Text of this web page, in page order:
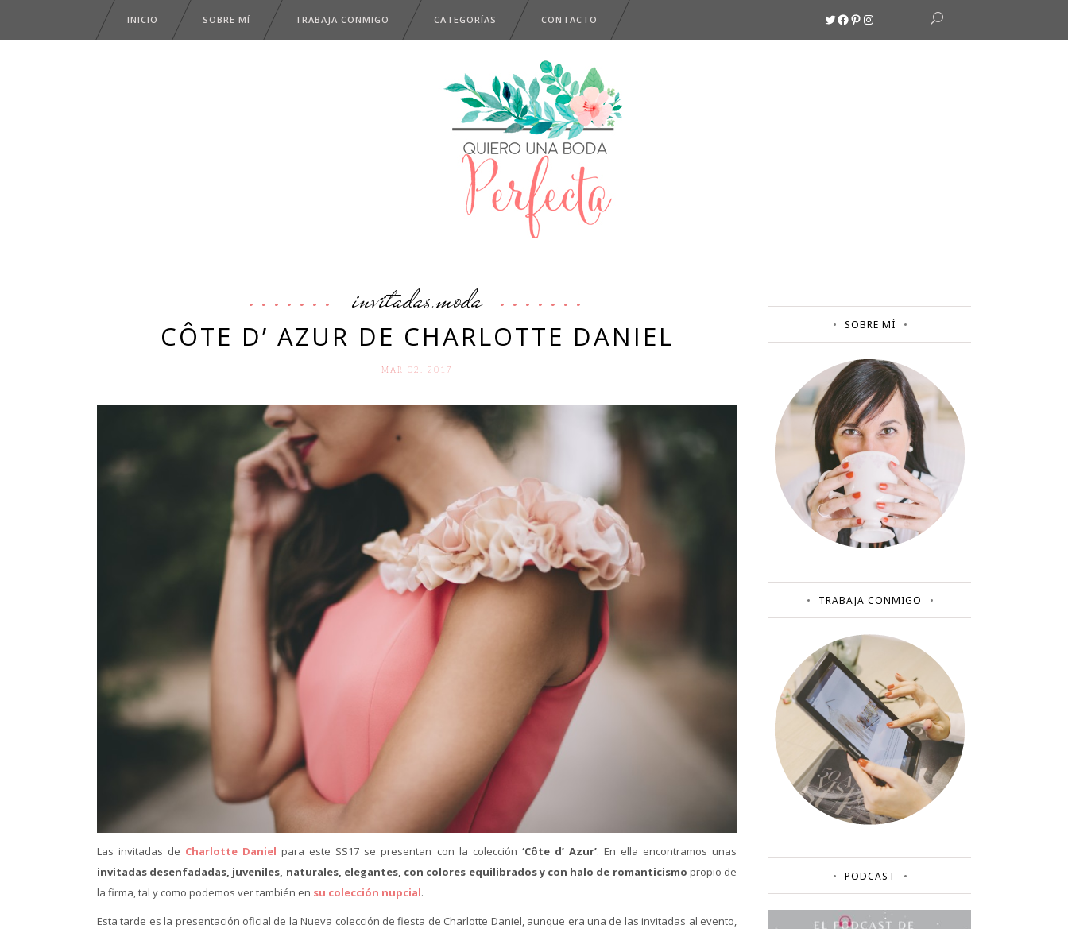
INICIO SOBRE MÍ TRABAJA CONMIGO CATEGORÍAS CONTACTO Twitter
Facebook
Pinterest
Instagram
invitadas,moda
CÔTE D’ AZUR DE CHARLOTTE DANIEL
MAR 02. 2017
Las invitadas de Charlotte Daniel para este SS17 se presentan con la colección ‘Côte d’ Azur’. En ella encontramos unas
invitadas desenfadadas, juveniles, naturales, elegantes, con colores equilibrados y con halo de romanticismo propio de
la firma, tal y como podemos ver también en su colección nupcial.
Esta tarde es la presentación oficial de la Nueva colección de fiesta de Charlotte Daniel, aunque era una de las invitadas al evento,
SOBRE MÍ
TRABAJA CONMIGO
PODCAST